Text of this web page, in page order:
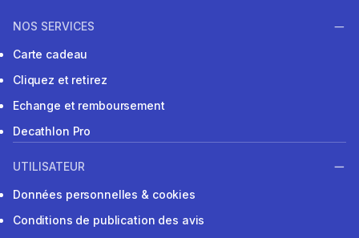
NOS SERVICES
Carte cadeau
Cliquez et retirez
Echange et remboursement
Decathlon Pro
UTILISATEUR
Données personnelles & cookies
Conditions de publication des avis